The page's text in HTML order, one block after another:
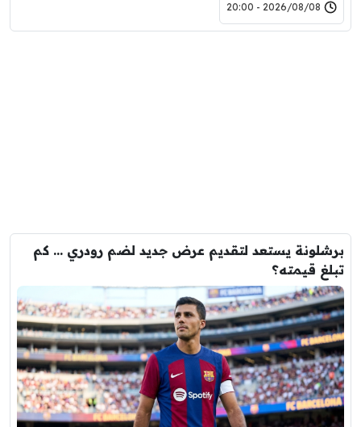
2026/08/08 - 20:00
برشلونة يستعد لتقديم عرض جديد لضم رودري … كم
تبلغ قيمته؟